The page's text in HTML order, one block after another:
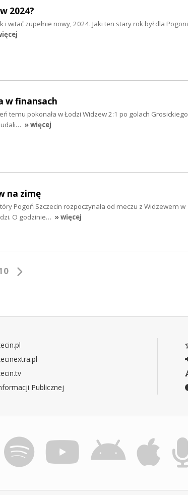
2024?
witać zupełnie nowy, 2024. Jaki ten stary rok był dla Pogoni
w finansach
temu pokonała w Łodzi Widzew 2:1 po golach Grosickiego
udali… » więcej
na zimę
Pogoń Szczecin rozpoczynała od meczu z Widzewem w
O godzinie… » więcej
Publicznej